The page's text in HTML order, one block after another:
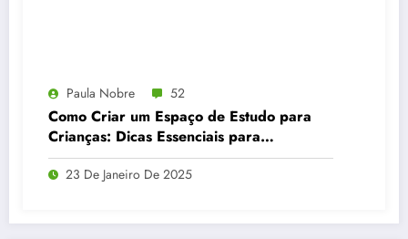
Paula Nobre 52
Como Criar um Espaço de Estudo para
Crianças: Dicas Essenciais para
Organização e Concentração
23 De Janeiro De 2025